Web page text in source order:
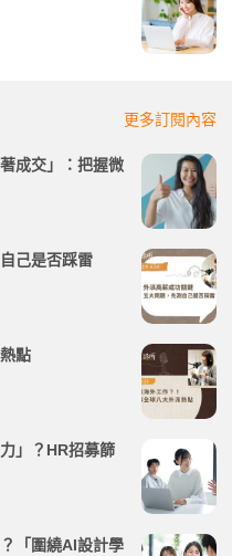
更多訂閱內容
成交」：把握微
己是否踩雷
點
」？HR招募篩
「圍繞AI設計學